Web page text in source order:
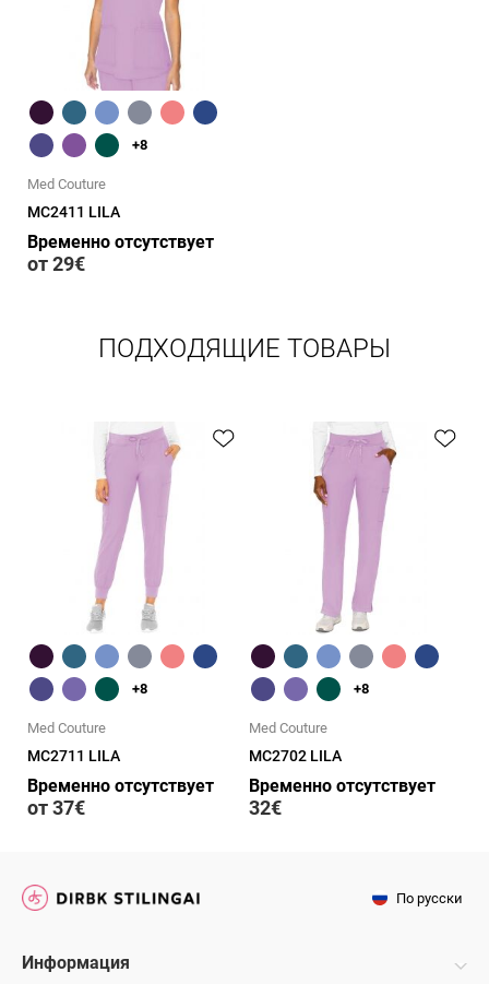
Быстрый обзор
+8
Med Couture
MC2411 LILA
Временно отсутствует
от 29€
ПОДХОДЯЩИЕ ТОВАРЫ
Быстрый обзор
+8
Med Couture
MC2711 LILA
Временно отсутствует
от 37€
Быстрый обзор
+8
Med Couture
MC2702 LILA
Временно отсутствует
32€
Информация
По русски